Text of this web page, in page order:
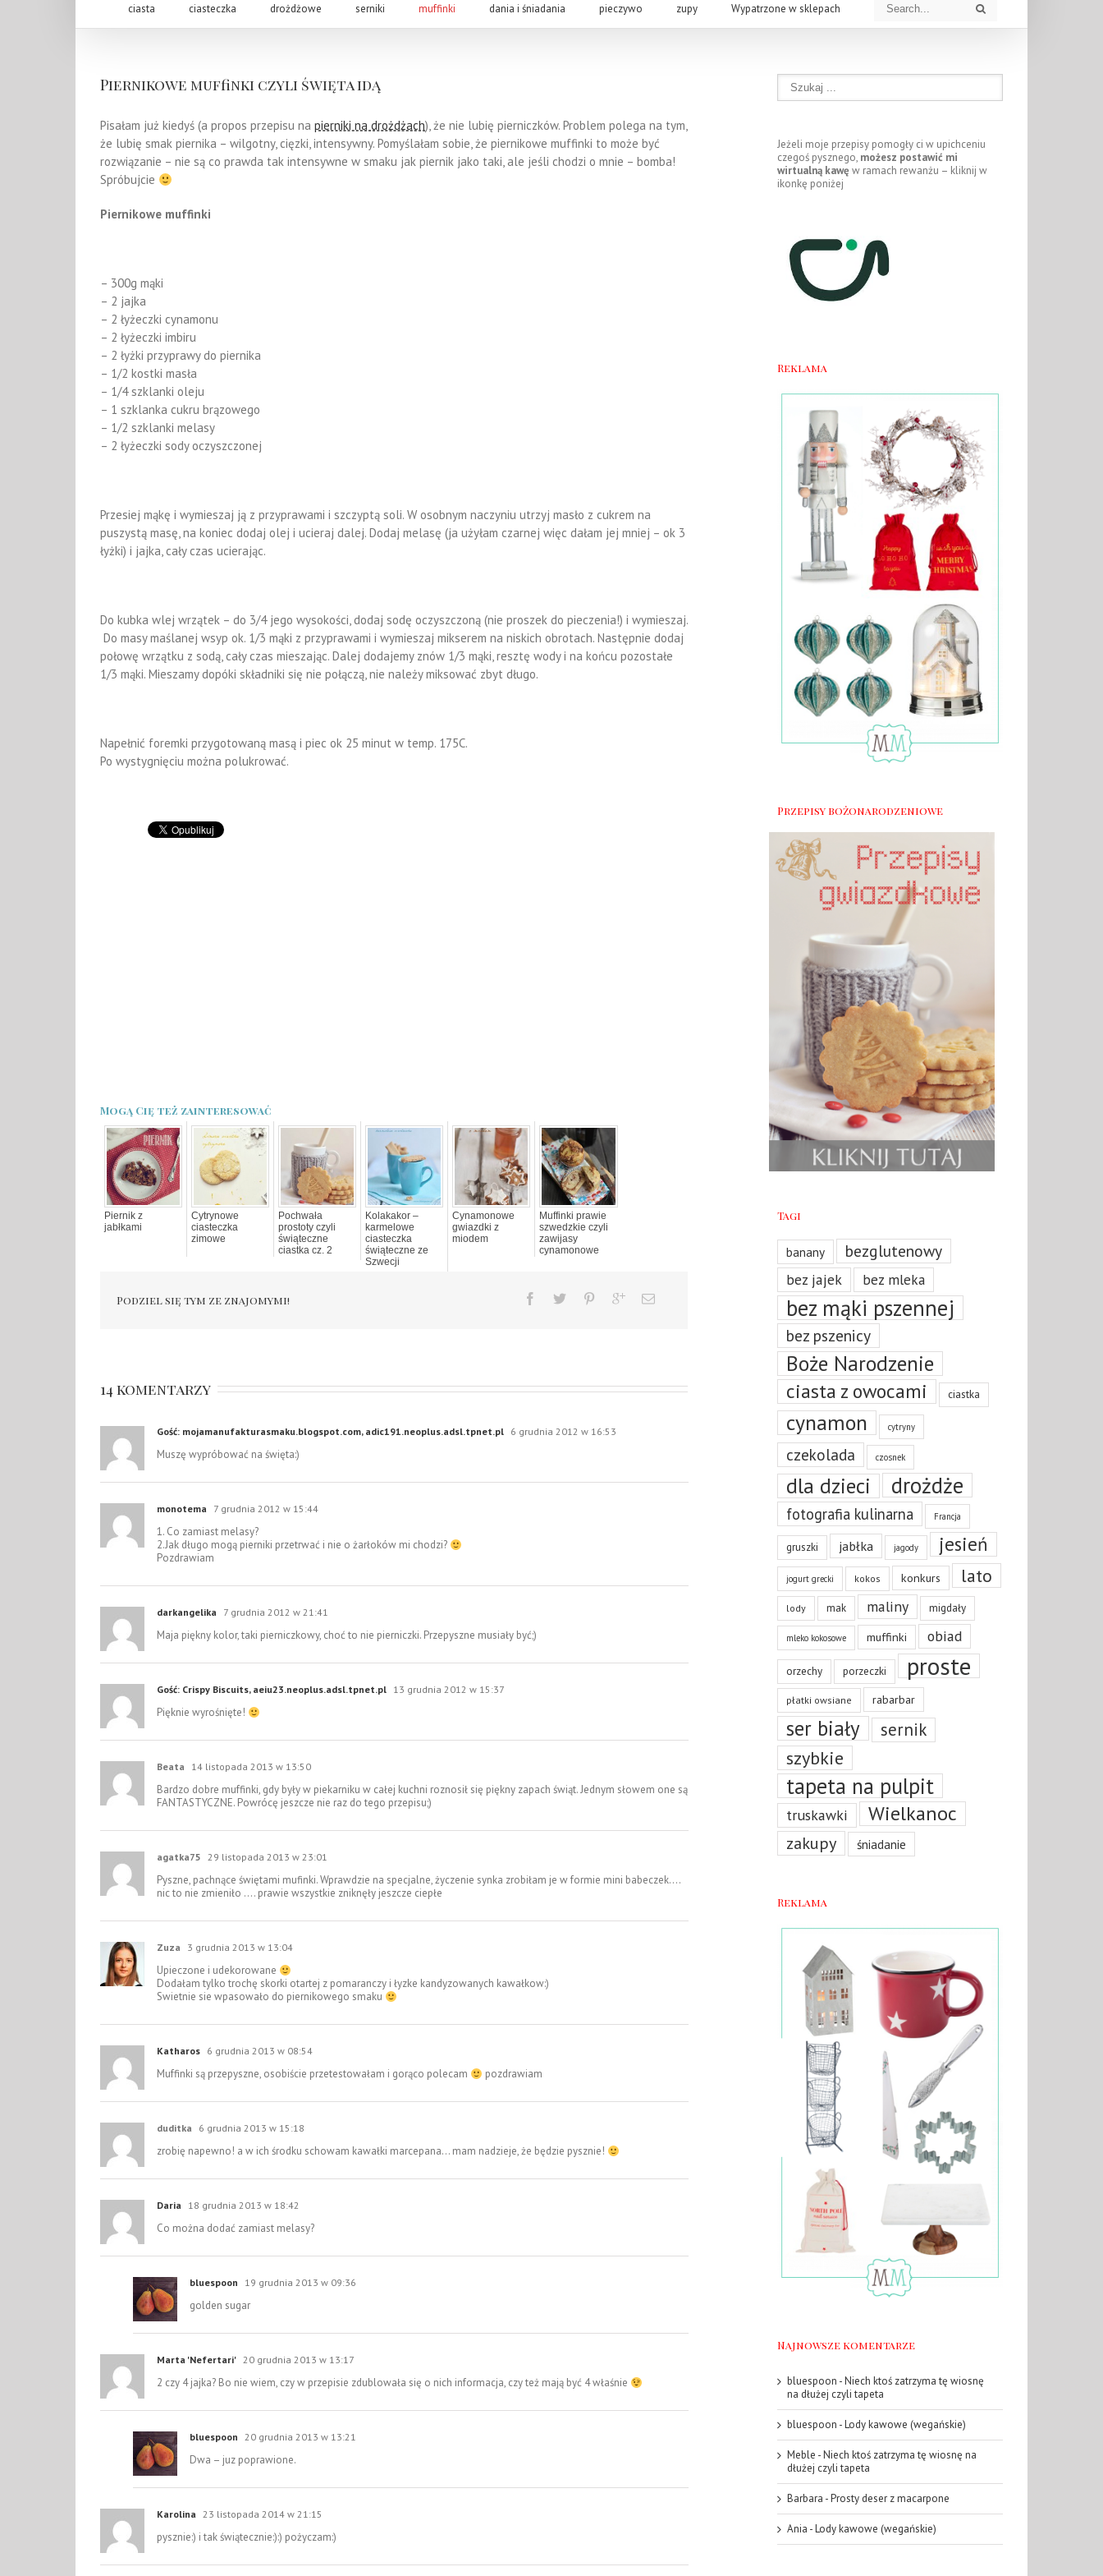
ciasta ciasteczka drożdżowe serniki muffinki dania i śniadania pieczywo zupy Wypatrzone w sklepach
Piernikowe muffinki czyli święta idą
Pisałam już kiedyś (a propos przepisu na pierniki na drożdżach), że nie lubię pierniczków. Problem polega na tym,
że lubię smak piernika – wilgotny, cięzki, intensywny. Pomyślałam sobie, że piernikowe muffinki to może być
rozwiązanie – nie są co prawda tak intensywne w smaku jak piernik jako taki, ale jeśli chodzi o mnie – bomba!
Spróbujcie
Piernikowe muffinki
– 300g mąki
– 2 jajka
– 2 łyżeczki cynamonu
– 2 łyżeczki imbiru
– 2 łyżki przyprawy do piernika
– 1/2 kostki masła
– 1/4 szklanki oleju
– 1 szklanka cukru brązowego
– 1/2 szklanki melasy
– 2 łyżeczki sody oczyszczonej
Przesiej mąkę i wymieszaj ją z przyprawami i szczyptą soli. W osobnym naczyniu utrzyj masło z cukrem na
puszystą masę, na koniec dodaj olej i ucieraj dalej. Dodaj melasę (ja użyłam czarnej więc dałam jej mniej – ok 3
łyżki) i jajka, cały czas ucierając.
Do kubka wlej wrzątek – do 3/4 jego wysokości, dodaj sodę oczyszczoną (nie proszek do pieczenia!) i wymieszaj.
Do masy maślanej wsyp ok. 1/3 mąki z przyprawami i wymieszaj mikserem na niskich obrotach. Następnie dodaj
połowę wrzątku z sodą, cały czas mieszając. Dalej dodajemy znów 1/3 mąki, resztę wody i na końcu pozostałe
1/3 mąki. Mieszamy dopóki składniki się nie połączą, nie należy miksować zbyt długo.
Napełnić foremki przygotowaną masą i piec ok 25 minut w temp. 175C.
Po wystygnięciu można polukrować.
Mogą Cię też zainteresować
Piernik z
jabłkami
Cytrynowe
ciasteczka
zimowe
Pochwała
prostoty czyli
świąteczne
ciastka cz. 2
Kolakakor –
karmelowe
ciasteczka
świąteczne ze
Szwecji
Cynamonowe
gwiazdki z
miodem
Muffinki prawie
szwedzkie czyli
zawijasy
cynamonowe
Podziel się tym ze znajomymi!
14 komentarzy
Gość: mojamanufakturasmaku.blogspot.com, adic191.neoplus.adsl.tpnet.pl 6 grudnia 2012 w 16:53
Muszę wypróbować na święta:)
monotema 7 grudnia 2012 w 15:44
1. Co zamiast melasy?
2.Jak długo mogą pierniki przetrwać i nie o żarłoków mi chodzi?
Pozdrawiam
darkangelika 7 grudnia 2012 w 21:41
Maja piękny kolor, taki pierniczkowy, choć to nie pierniczki. Przepyszne musiały być;)
Gość: Crispy Biscuits, aeiu23.neoplus.adsl.tpnet.pl 13 grudnia 2012 w 15:37
Pięknie wyrośnięte!
Beata 14 listopada 2013 w 13:50
Bardzo dobre muffinki, gdy były w piekarniku w całej kuchni roznosił się piękny zapach świąt. Jednym słowem one są
FANTASTYCZNE. Powrócę jeszcze nie raz do tego przepisu;)
agatka75 29 listopada 2013 w 23:01
Pyszne, pachnące świętami mufinki. Wprawdzie na specjalne, życzenie synka zrobiłam je w formie mini babeczek….
nic to nie zmieniło …. prawie wszystkie zniknęły jeszcze ciepłe
Zuza 3 grudnia 2013 w 13:04
Upieczone i udekorowane
Dodałam tylko trochę skorki otartej z pomaranczy i łyzke kandyzowanych kawałkow:)
Swietnie sie wpasowało do piernikowego smaku
Katharos 6 grudnia 2013 w 08:54
Muffinki są przepyszne, osobiście przetestowałam i gorąco polecam pozdrawiam
duditka 6 grudnia 2013 w 15:18
zrobię napewno! a w ich środku schowam kawałki marcepana… mam nadzieje, że będzie pysznie!
Daria 18 grudnia 2013 w 18:42
Co można dodać zamiast melasy?
bluespoon 19 grudnia 2013 w 09:36
golden sugar
Marta 'Nefertari' 20 grudnia 2013 w 13:17
2 czy 4 jajka? Bo nie wiem, czy w przepisie zdublowała się o nich informacja, czy też mają być 4 właśnie
bluespoon 20 grudnia 2013 w 13:21
Dwa – juz poprawione.
Karolina 23 listopada 2014 w 21:15
pysznie:) i tak świątecznie:):) pożyczam:)
Jeżeli moje przepisy pomogły ci w upichceniu
czegoś pysznego, możesz postawić mi
wirtualną kawę w ramach rewanżu – kliknij w
ikonkę poniżej
Reklama
Przepisy bożonarodzeniowe
Tagi
banany bezglutenowy
bez jajek bez mleka
bez mąki pszennej
bez pszenicy
Boże Narodzenie
ciasta z owocami ciastka
cynamon cytryny
czekolada czosnek
dla dzieci drożdże
fotografia kulinarna Francja
gruszki jabłka jagody jesień
jogurt grecki kokos konkurs lato
lody mak maliny migdały
mleko kokosowe muffinki obiad
orzechy porzeczki proste
płatki owsiane rabarbar
ser biały sernik
szybkie
tapeta na pulpit
truskawki Wielkanoc
zakupy śniadanie
Reklama
Najnowsze komentarze
bluespoon -Niech ktoś zatrzyma tę wiosnę
na dłużej czyli tapeta
bluespoon -Lody kawowe (wegańskie)
Meble -Niech ktoś zatrzyma tę wiosnę na
dłużej czyli tapeta
Barbara -Prosty deser z macarpone
Ania -Lody kawowe (wegańskie)